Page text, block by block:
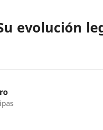
evolución